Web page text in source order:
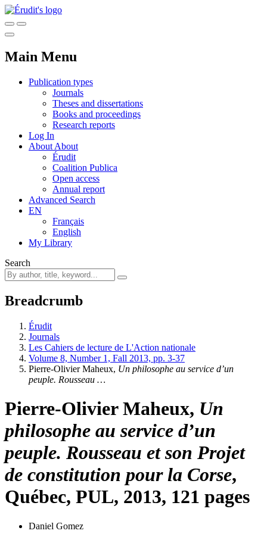
Main Menu
Publication types
Journals
Theses and dissertations
Books and proceedings
Research reports
Log In
About About
Érudit
Coalition Publica
Open access
Annual report
Advanced Search
EN
Français
English
My Library
Search
Breadcrumb
Érudit
Journals
Les Cahiers de lecture de L'Action nationale
Volume 8, Number 1, Fall 2013, pp. 3-37
Pierre-Olivier Maheux, Un philosophe au service d’un
peuple. Rousseau …
Pierre-Olivier Maheux, Un
philosophe au service d’un
peuple. Rousseau et son Projet
de constitution pour la Corse,
Québec, PUL, 2013, 121 pages
Daniel Gomez